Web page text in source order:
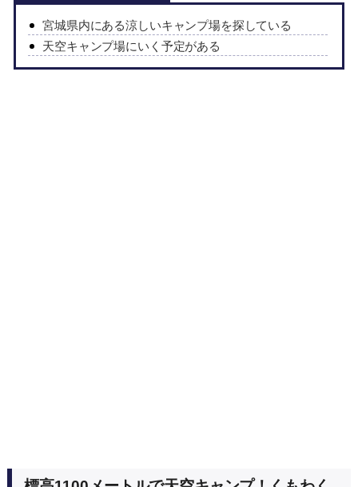
宮城県内にある涼しいキャンプ場を探している
天空キャンプ場にいく予定がある